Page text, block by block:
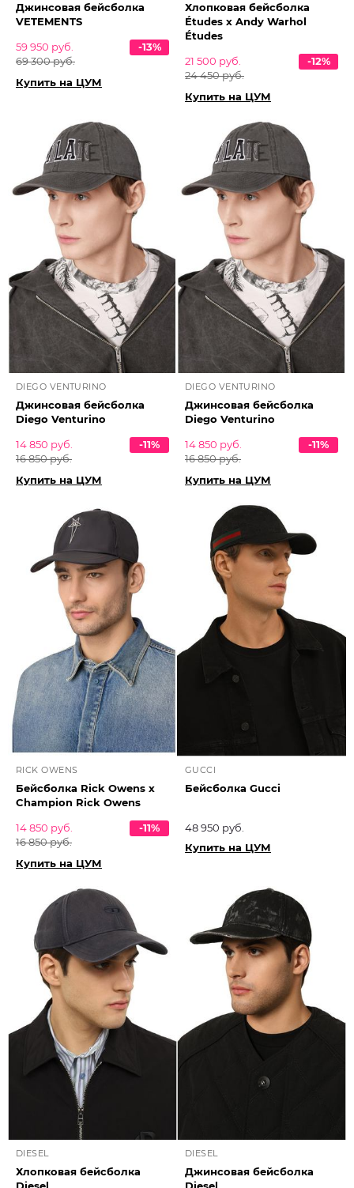
Джинсовая бейсболка
VETEMENTS
59 950 руб.
69 300 руб.
-13%
Купить на ЦУМ
Хлопковая бейсболка
Études x Andy Warhol
Études
21 500 руб.
24 450 руб.
-12%
Купить на ЦУМ
DIEGO VENTURINO
Джинсовая бейсболка
Diego Venturino
14 850 руб.
16 850 руб.
-11%
Купить на ЦУМ
DIEGO VENTURINO
Джинсовая бейсболка
Diego Venturino
14 850 руб.
16 850 руб.
-11%
Купить на ЦУМ
RICK OWENS
Бейсболка Rick Owens x
Champion Rick Owens
14 850 руб.
16 850 руб.
-11%
Купить на ЦУМ
GUCCI
Бейсболка Gucci
48 950 руб.
Купить на ЦУМ
DIESEL
Хлопковая бейсболка
DIESEL
Джинсовая бейсболка